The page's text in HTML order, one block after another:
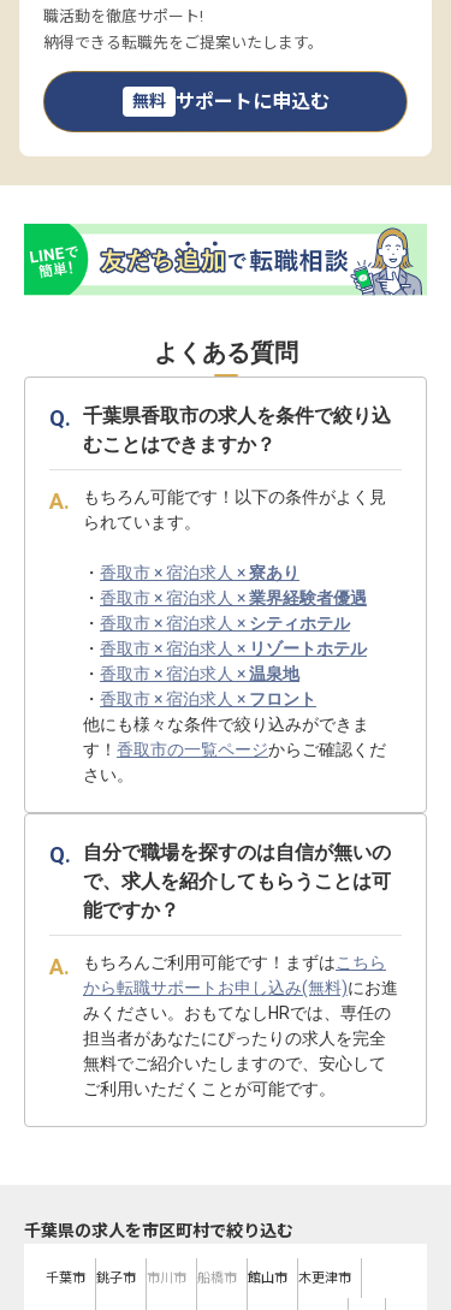
職活動を徹底サポート!
納得できる転職先をご提案いたします。
無料 サポートに申込む
よくある質問
千葉県香取市の求人を条件で絞り込
むことはできますか？
もちろん可能です！以下の条件がよく見
られています。
・ 香取市 × 宿泊求人 ×寮あり
・ 香取市 × 宿泊求人 ×業界経験者優遇
・ 香取市 × 宿泊求人 × シティホテル
・ 香取市 × 宿泊求人 × リゾートホテル
・ 香取市 × 宿泊求人 ×温泉地
・ 香取市 × 宿泊求人 × フロント
他にも様々な条件で絞り込みができま
す！ 香取市の一覧ページからご確認くだ
さい。
自分で職場を探すのは自信が無いの
で、求人を紹介してもらうことは可
能ですか？
もちろんご利用可能です！まずはこちら
から転職サポートお申し込み(無料)にお進
みください。おもてなしHRでは、専任の
担当者があなたにぴったりの求人を完全
無料でご紹介いたしますので、安心して
ご利用いただくことが可能です。
千葉県の求人を市区町村で絞り込む
千葉市 銚子市 市川市 船橋市 館山市 木更津市